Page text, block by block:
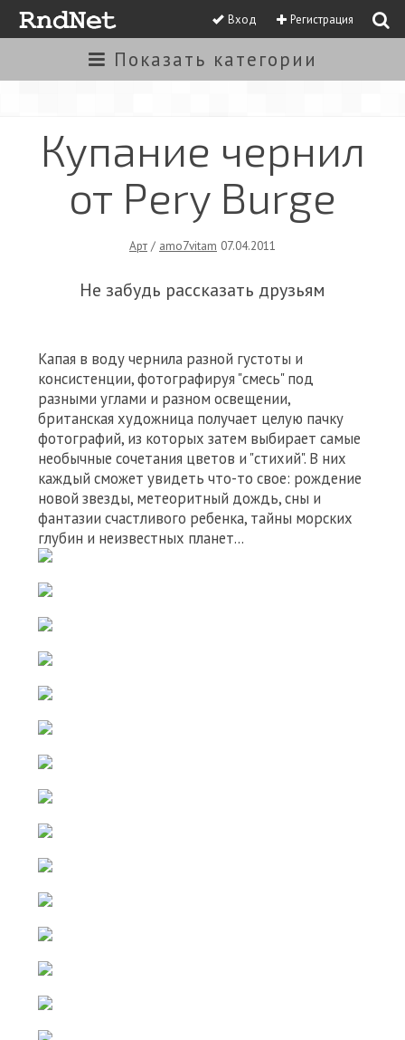
Вход Регистрация
Показать категории
Купание чернил
от Pery Burge
Арт / amo7vitam 07.04.2011
Не забудь рассказать друзьям
Капая в воду чернила разной густоты и
консистенции, фотографируя "смесь" под
разными углами и разном освещении,
британская художница получает целую пачку
фотографий, из которых затем выбирает самые
необычные сочетания цветов и "стихий". В них
каждый сможет увидеть что-то свое: рождение
новой звезды, метеоритный дождь, сны и
фантазии счастливого ребенка, тайны морских
глубин и неизвестных планет…